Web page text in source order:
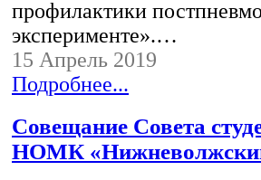
профилактики
эксперименте».…
15 Апрель 2019
Подробнее...
Совещание Совета
НОМК